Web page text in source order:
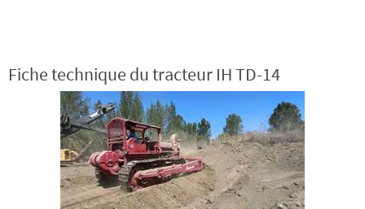
Fiche technique du tracteur IH TD-14